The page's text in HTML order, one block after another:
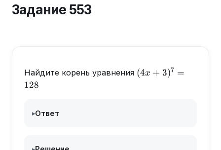
Задание 553
Найдите корень уравнения (4x+3)^7=128
(4x + 3)7 =
128
▸Ответ